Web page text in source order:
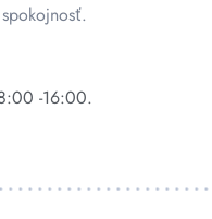
-16:00.